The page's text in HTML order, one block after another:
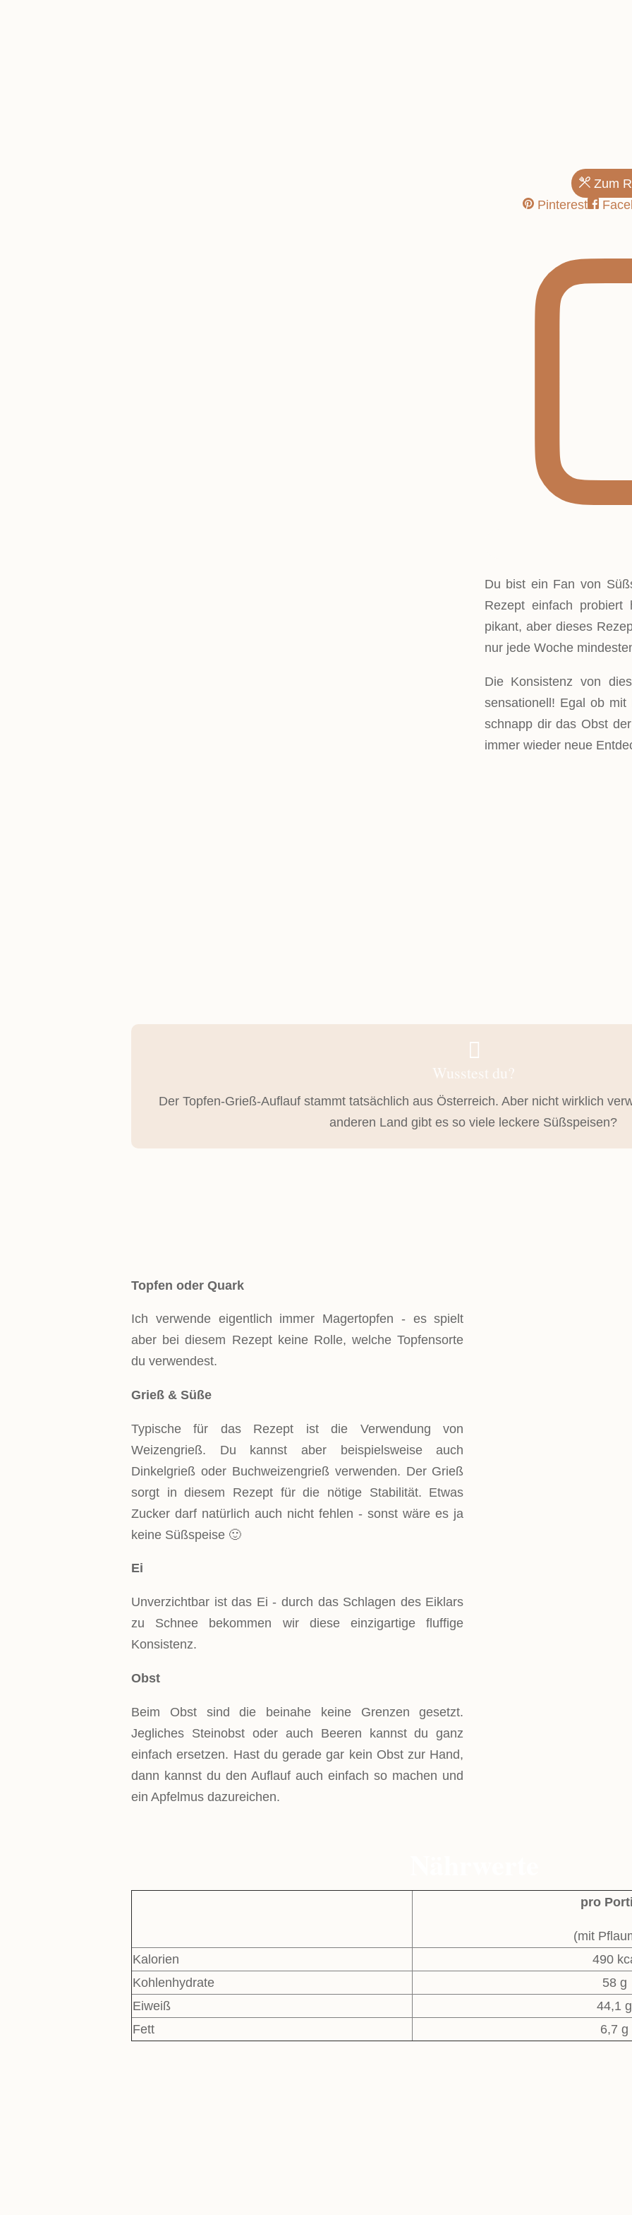
Zum
Pinterest
Du bist ein Fan von
Rezept einfach probiert
pikant, aber dieses
nur jede Woche
Die Konsistenz von
sensationell! Egal ob mit
schnapp dir das Obst
immer wieder neue

Wusstest du?
Der Topfen-Grieß-Auflauf stammt tatsächlich aus Österreich. Aber nicht wirklich
anderen Land gibt es so viele leckere Süßspeisen?
Topfen oder Quark
Ich verwende eigentlich immer Magertopfen - es spielt
aber bei diesem Rezept keine Rolle, welche Topfensorte
du verwendest.
Grieß & Süße
Typische für das Rezept ist die Verwendung von
Weizengrieß. Du kannst aber beispielsweise auch
Dinkelgrieß oder Buchweizengrieß verwenden. Der Grieß
sorgt in diesem Rezept für die nötige Stabilität. Etwas
Zucker darf natürlich auch nicht fehlen - sonst wäre es ja
keine Süßspeise 🙂
Ei
Unverzichtbar ist das Ei - durch das Schlagen des Eiklars
zu Schnee bekommen wir diese einzigartige fluffige
Konsistenz.
Obst
Beim Obst sind die beinahe keine Grenzen gesetzt.
Jegliches Steinobst oder auch Beeren kannst du ganz
einfach ersetzen. Hast du gerade gar kein Obst zur Hand,
dann kannst du den Auflauf auch einfach so machen und
ein Apfelmus dazureichen.
pro
(mit
Kalorien
490
Kohlenhydrate
58 g
Eiweiß
44,1 g
Fett
6,7 g